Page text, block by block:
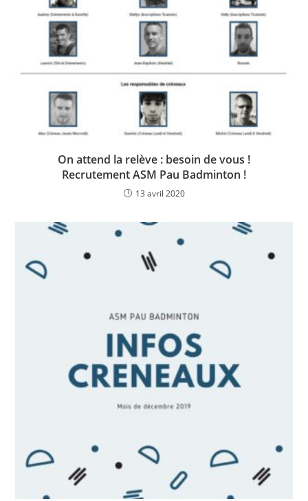
On attend la relève : besoin de vous !
Recrutement ASM Pau Badminton !
13 avril 2020